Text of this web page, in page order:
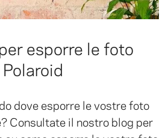
esporre le foto
Polaroid
dove esporre le vostre foto
Consultate il nostro blog per